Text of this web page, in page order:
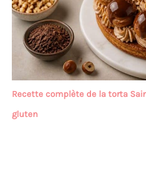
Recette complète de la torta
gluten